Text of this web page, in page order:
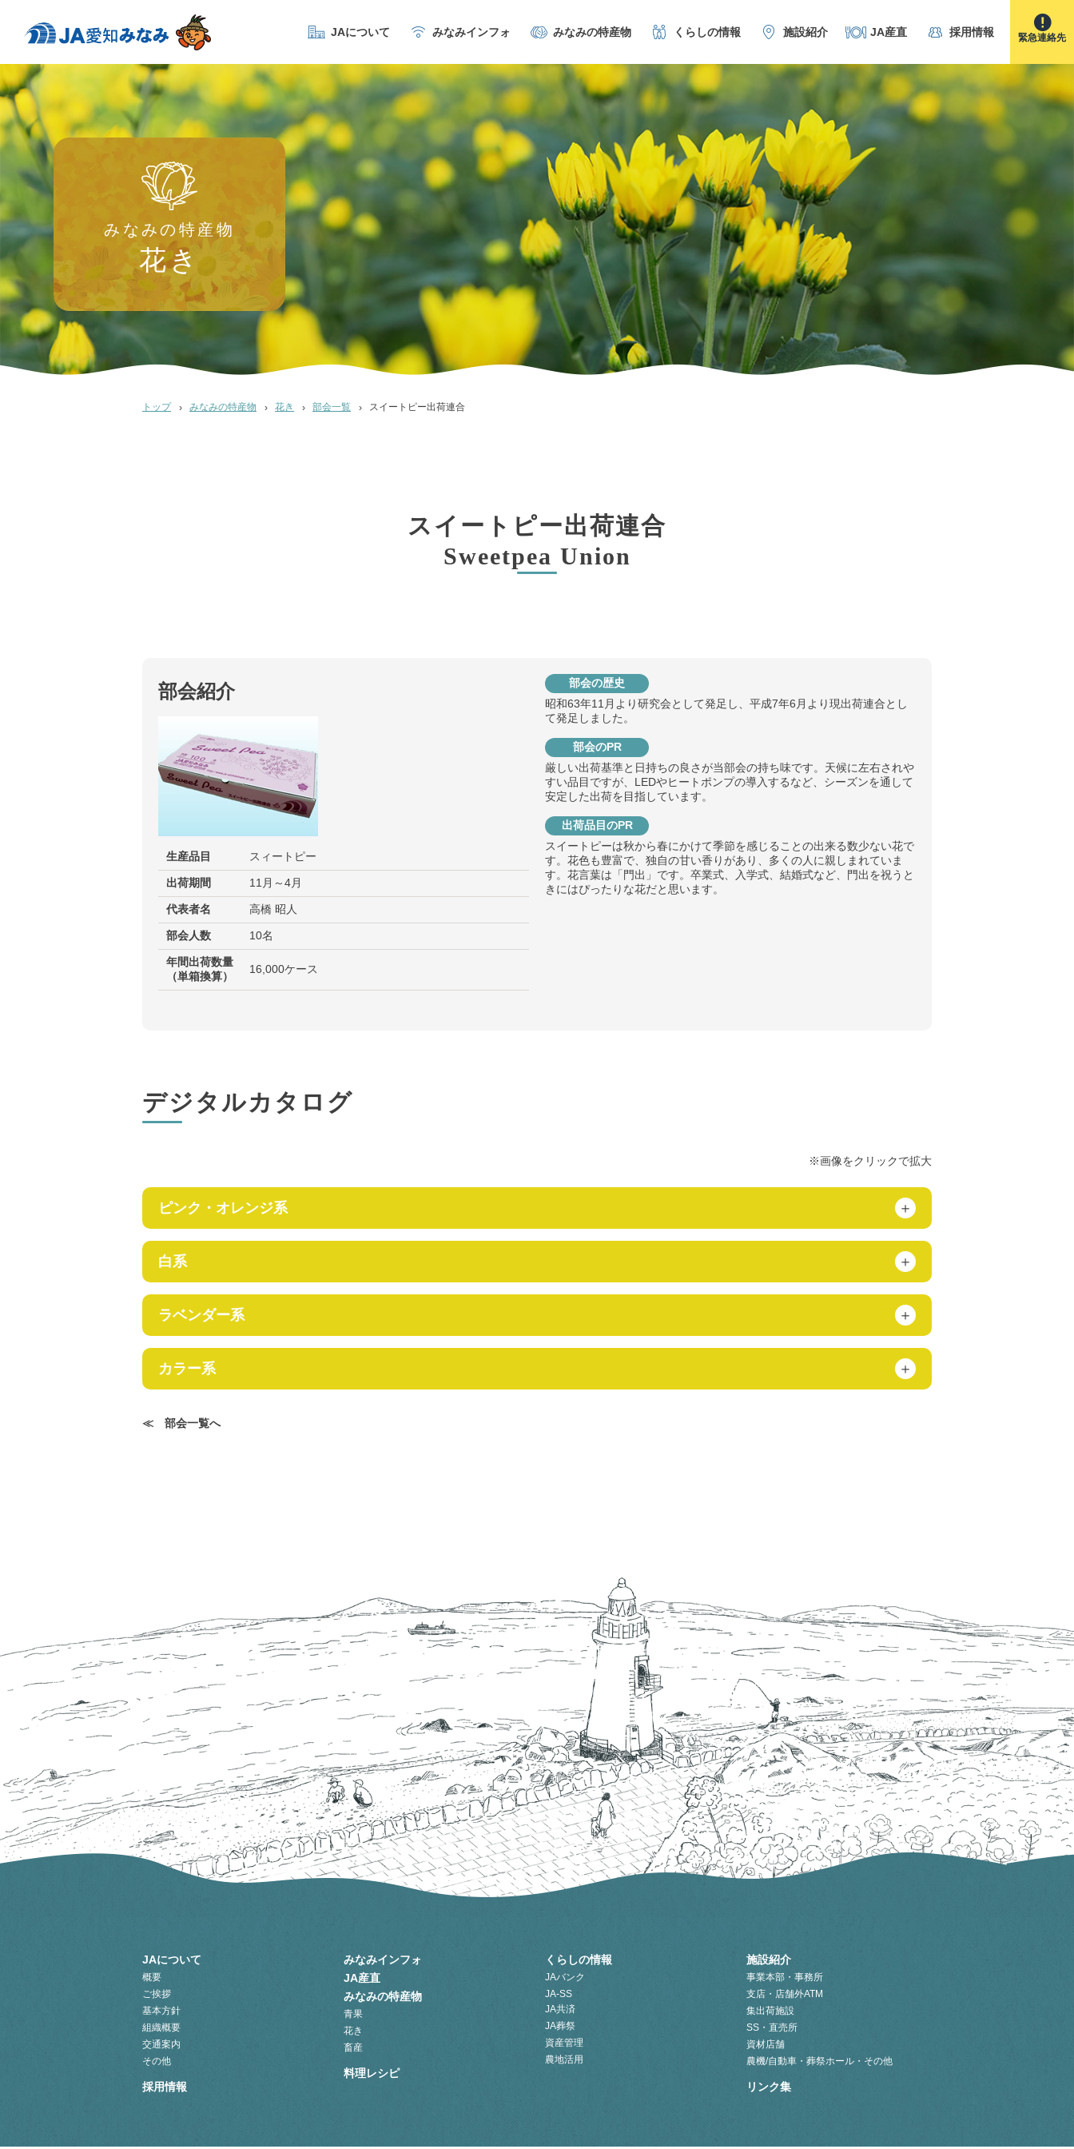
JAについて みなみインフォ みなみの特産物 くらしの情報 施設紹介 JA産直 採用情報 緊急連絡先
みなみの特産物
花き
トップ みなみの特産物 花き 部会一覧 スイートピー出荷連合
スイートピー出荷連合
Sweetpea Union
部会紹介
生産品目 スィートピー
出荷期間 11月～4月
代表者名 高橋 昭人
部会人数 10名
年間出荷数量
（単箱換算）
16,000ケース
部会の歴史
昭和63年11月より研究会として発足し、平成7年6月より現出荷連合とし
て発足しました。
部会のPR
厳しい出荷基準と日持ちの良さが当部会の持ち味です。天候に左右されや
すい品目ですが、LEDやヒートポンプの導入するなど、シーズンを通して
安定した出荷を目指しています。
出荷品目のPR
スイートピーは秋から春にかけて季節を感じることの出来る数少ない花で
す。花色も豊富で、独自の甘い香りがあり、多くの人に親しまれていま
す。花言葉は「門出」です。卒業式、入学式、結婚式など、門出を祝うと
きにはぴったりな花だと思います。
デジタルカタログ
※画像をクリックで拡大
ピンク・オレンジ系
白系
ラベンダー系
カラー系
≪ 部会一覧へ
JAについて
概要
ご挨拶
基本方針
組織概要
交通案内
その他
採用情報
みなみインフォ
JA産直
みなみの特産物
青果
花き
畜産
料理レシピ
くらしの情報
JAバンク
JA-SS
JA共済
JA葬祭
資産管理
農地活用
施設紹介
事業本部・事務所
支店・店舗外ATM
集出荷施設
SS・直売所
資材店舗
農機/自動車・葬祭ホール・その他
リンク集